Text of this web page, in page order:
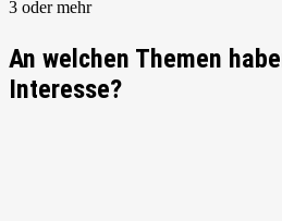
3 oder mehr
An welchen Themen
Interesse?